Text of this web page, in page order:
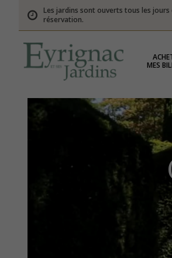
Les jardins sont ouverts tous les jours
réservation.
MES